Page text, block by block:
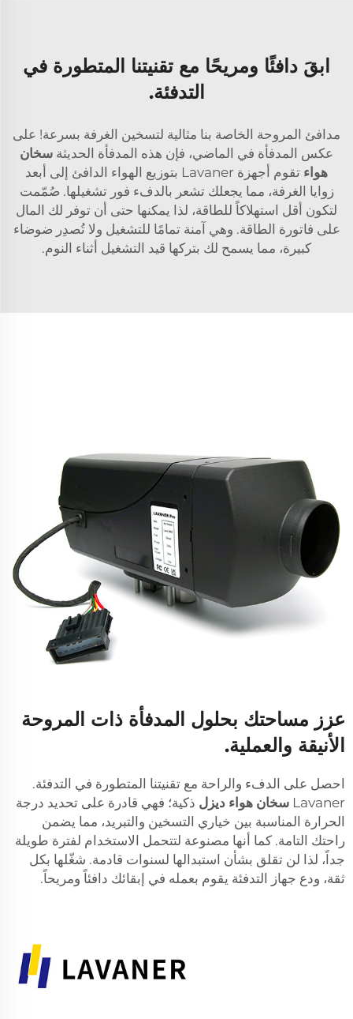
ابقَ دافئًا ومريحًا مع تقنيتنا المتطورة في
التدفئة.
مدافئ المروحة الخاصة بنا مثالية لتسخين الغرفة بسرعة! على
عكس المدفأة في الماضي، فإن هذه المدفأة الحديثة سخان
هواء
تقوم أجهزة Lavaner بتوزيع الهواء الدافئ إلى أبعد
زوايا الغرفة، مما يجعلك تشعر بالدفء فور تشغيلها. صُمّمت
لتكون أقل استهلاكاً للطاقة، لذا يمكنها حتى أن توفر لك المال
على فاتورة الطاقة. وهي آمنة تمامًا للتشغيل ولا تُصدِر ضوضاء
كبيرة، مما يسمح لك بتركها قيد التشغيل أثناء النوم.
عزز مساحتك بحلول المدفأة ذات المروحة
الأنيقة والعملية.
احصل على الدفء والراحة مع تقنيتنا المتطورة في التدفئة.
Lavaner سخان هواء ديزل ذكية؛ فهي قادرة على تحديد درجة
الحرارة المناسبة بين خياري التسخين والتبريد، مما يضمن
راحتك التامة. كما أنها مصنوعة لتتحمل الاستخدام لفترة طويلة
جداً، لذا لن تقلق بشأن استبدالها لسنوات قادمة. شغّلها بكل
ثقة، ودع جهاز التدفئة يقوم بعمله في إبقائك دافئاً ومريحاً.